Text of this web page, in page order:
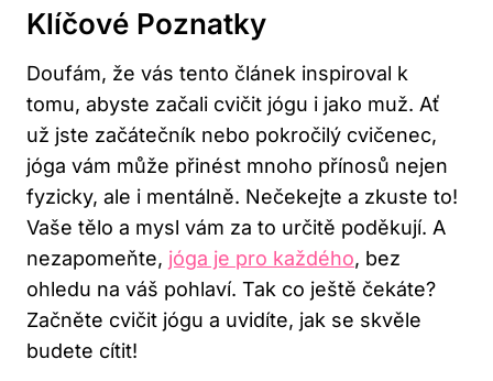
Klíčové Poznatky
Doufám, že vás tento článek inspiroval k
tomu, abyste začali cvičit jógu i jako muž. Ať
už jste začátečník nebo pokročilý cvičenec,
jóga vám může přinést mnoho přínosů nejen
fyzicky, ale i mentálně. Nečekejte a zkuste to!
Vaše tělo a mysl vám za to určitě poděkují. A
nezapomeňte, jóga je pro každého, bez
ohledu na váš pohlaví. Tak co ještě čekáte?
Začněte cvičit jógu a uvidíte, jak se skvěle
budete cítit!